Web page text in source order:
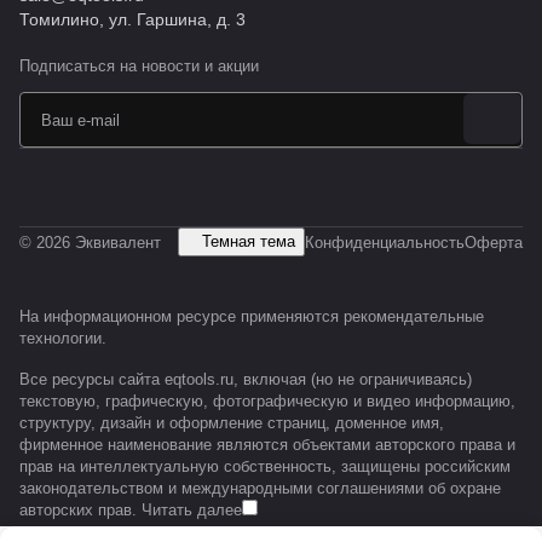
Томилино, ул. Гаршина, д. 3
Подписаться на новости и акции
© 2026 Эквивалент Темная тема КонфиденциальностьОферта
На информационном ресурсе применяются рекомендательные
технологии.
Все ресурсы сайта eqtools.ru, включая (но не ограничиваясь)
текстовую, графическую, фотографическую и видео информацию,
структуру, дизайн и оформление страниц, доменное имя,
фирменное наименование являются объектами авторского права и
прав на интеллектуальную собственность, защищены российским
законодательством и международными соглашениями об охране
авторских прав. Читать далее